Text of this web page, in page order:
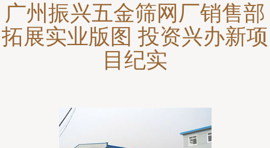
广州振兴五金筛网厂销售部
拓展实业版图 投资兴办新项
目纪实